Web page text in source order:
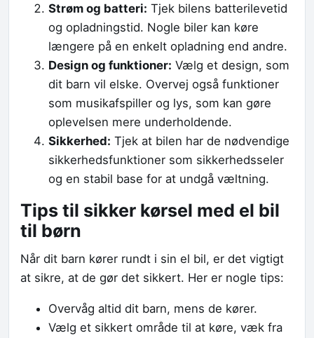
Strøm og batteri: Tjek bilens batterilevetid
og opladningstid. Nogle biler kan køre
længere på en enkelt opladning end andre.
Design og funktioner: Vælg et design, som
dit barn vil elske. Overvej også funktioner
som musikafspiller og lys, som kan gøre
oplevelsen mere underholdende.
Sikkerhed: Tjek at bilen har de nødvendige
sikkerhedsfunktioner som sikkerhedsseler
og en stabil base for at undgå væltning.
Tips til sikker kørsel med el bil
til børn
Når dit barn kører rundt i sin el bil, er det vigtigt
at sikre, at de gør det sikkert. Her er nogle tips:
Overvåg altid dit barn, mens de kører.
Vælg et sikkert område til at køre, væk fra